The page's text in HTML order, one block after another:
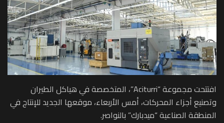
افتتحت مجموعة “Aciturri”، المتخصصة في هياكل الطيران
وتصنيع أجزاء المحركات، أمس الأربعاء، موقعها الجديد للإنتاج في
المنطقة الصناعية “ميدبارك” بالنواصر.